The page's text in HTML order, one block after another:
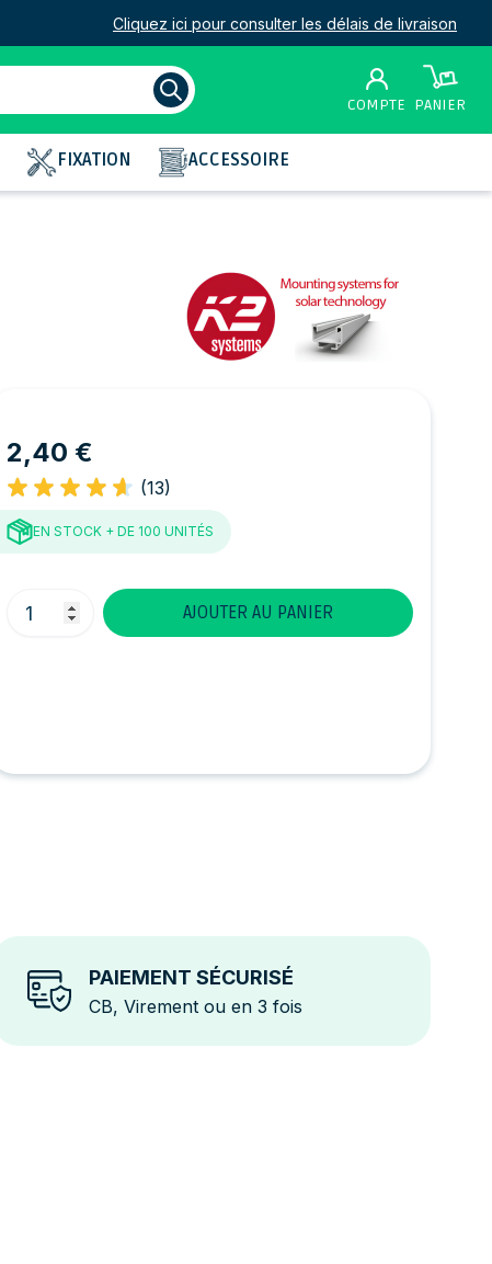
Cliquez ici pour consulter les délais de livraison
COMPTE PANIER
FIXATION ACCESSOIRE
2,40 €
(13)
EN STOCK + DE 100 UNITÉS
Quantité
AJOUTER AU PANIER
PAIEMENT SÉCURISÉ
CB, Virement ou en 3 fois